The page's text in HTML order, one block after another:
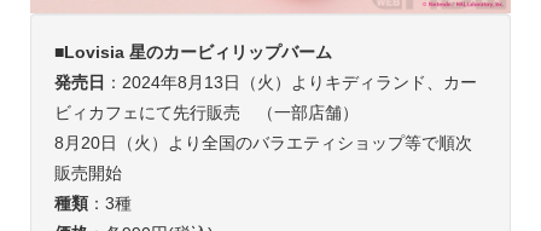
■Lovisia 星のカービィリップバーム
発売日 ：2024年8月13日（火）よりキディランド、カー
ビィカフェにて先行販売 （一部店舗）
8月20日（火）より全国のバラエティショップ等で順次
販売開始
種類：3種